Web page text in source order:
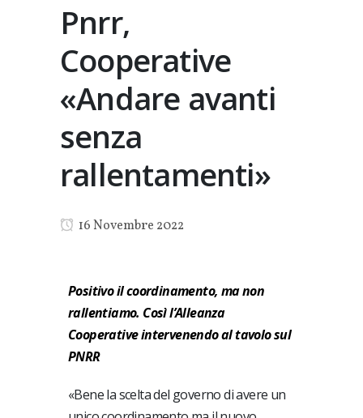
Pnrr,
Cooperative
«Andare avanti
senza
rallentamenti»
16 Novembre 2022
Positivo il coordinamento, ma non
rallentiamo. Così l’Alleanza
Cooperative intervenendo al tavolo sul
PNRR
«Bene la scelta del governo di avere un